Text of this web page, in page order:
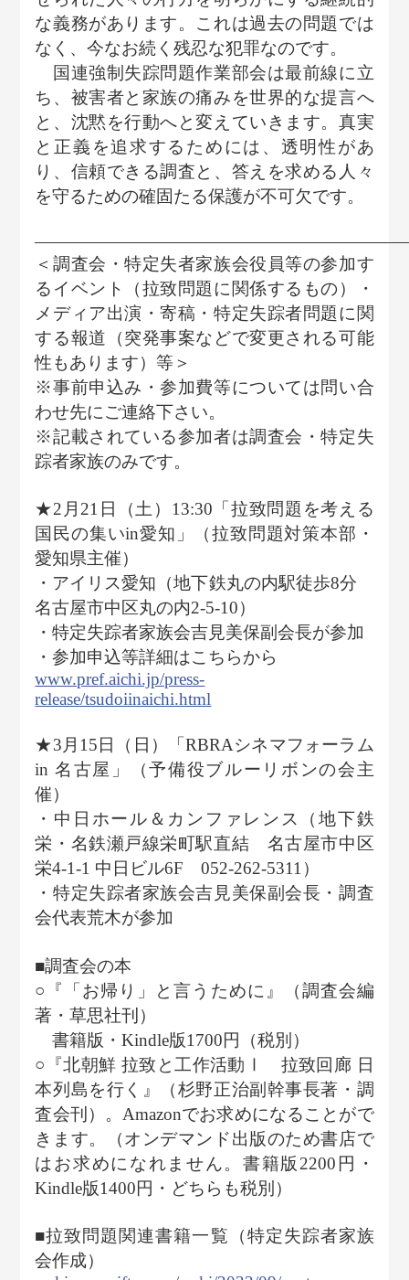
な義務があります。これは過去の問題では
なく、今なお続く残忍な犯罪なのです。
国連強制失踪問題作業部会は最前線に立
ち、被害者と家族の痛みを世界的な提言へ
と、沈黙を行動へと変えていきます。真実
と正義を追求するためには、透明性があ
り、信頼できる調査と、答えを求める人々
を守るための確固たる保護が不可欠です。
＜調査会・特定失者家族会役員等の参加す
るイベント（拉致問題に関係するもの）・
メディア出演・寄稿・特定失踪者問題に関
する報道（突発事案などで変更される可能
性もあります）等＞
※事前申込み・参加費等については問い合
わせ先にご連絡下さい。
※記載されている参加者は調査会・特定失
踪者家族のみです。
★2月21日（土）13:30「拉致問題を考える
国民の集いin愛知」（拉致問題対策本部・
愛知県主催）
・アイリス愛知（地下鉄丸の内駅徒歩8分
名古屋市中区丸の内2-5-10）
・特定失踪者家族会吉見美保副会長が参加
・参加申込等詳細はこちらから
www.pref.aichi.jp/press-
release/tsudoiinaichi.html
★3月15日（日）「RBRAシネマフォーラム
in 名古屋」（予備役ブルーリボンの会主
催）
・中日ホール＆カンファレンス（地下鉄
栄・名鉄瀬戸線栄町駅直結 名古屋市中区
栄4-1-1 中日ビル6F 052-262-5311）
・特定失踪者家族会吉見美保副会長・調査
会代表荒木が参加
■調査会の本
○『「お帰り」と言うために』（調査会編
著・草思社刊）
書籍版・Kindle版1700円（税別）
○『北朝鮮 拉致と工作活動Ⅰ 拉致回廊 日
本列島を行く』（杉野正治副幹事長著・調
査会刊）。Amazonでお求めになることがで
きます。（オンデマンド出版のため書店で
はお求めになれません。書籍版2200円・
Kindle版1400円・どちらも税別）
■拉致問題関連書籍一覧（特定失踪者家族
会作成）